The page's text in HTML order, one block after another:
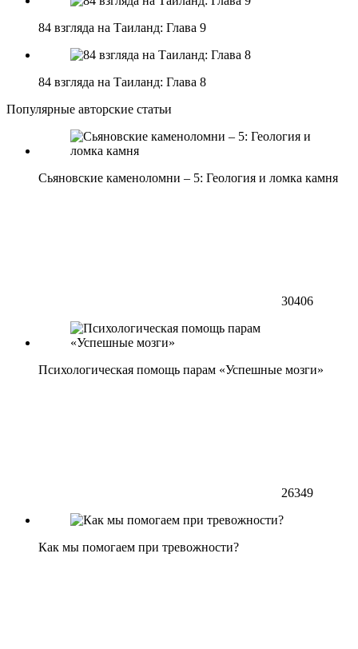
84 взгляда на Таиланд: Глава 9
84 взгляда на Таиланд: Глава 8
Популярные авторские статьи
Сьяновские каменоломни – 5: Геология и ломка камня
30406
Психологическая помощь парам «Успешные мозги»
26349
Как мы помогаем при тревожности?